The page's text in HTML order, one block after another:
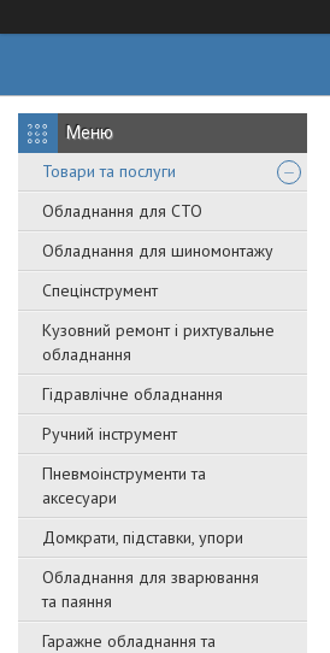
Товари та послуги
Обладнання для СТО
Обладнання для шиномонтажу
Спецінструмент
Кузовний ремонт і рихтувальне
обладнання
Гідравлічне обладнання
Ручний інструмент
Пневмоінструменти та
аксесуари
Домкрати, підставки, упори
Обладнання для зварювання
та паяння
Гаражне обладнання та